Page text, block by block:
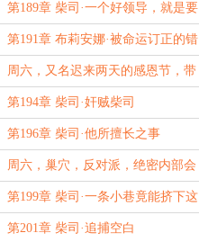
第189章 柴司·一个好领导，就是要
知人善任
第191章 布莉安娜·被命运订正的错
误周六，又名迟来两天的感恩节，带
来一份不知谁写的绝密文件
第194章 柴司·奸贼柴司
第196章 柴司·他所擅长之事
周六，巢穴，反对派，绝密内部会
议
第199章 柴司·一条小巷竟能挤下这
么多人
第201章 柴司·追捕空白